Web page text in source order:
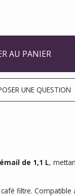
AU PANIER
UNE QUESTION
de 1,1 L,
filtre. Compatible